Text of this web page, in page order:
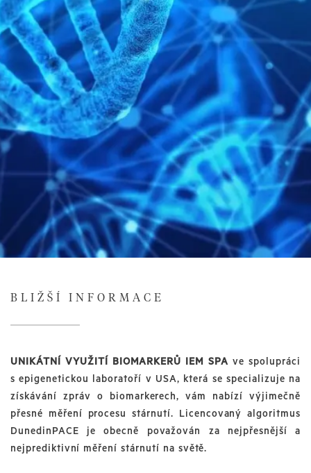
BLIŽŠÍ INFORMACE
UNIKÁTNÍ VYUŽITÍ BIOMARKERŮ IEM SPA ve spolupráci
s epigenetickou laboratoří v USA, která se specializuje na
získávání zpráv o biomarkerech, vám nabízí výjimečně
přesné měření procesu stárnutí. Licencovaný algoritmus
DunedinPACE je obecně považován za nejpřesnější a
nejprediktivní měření stárnutí na světě.